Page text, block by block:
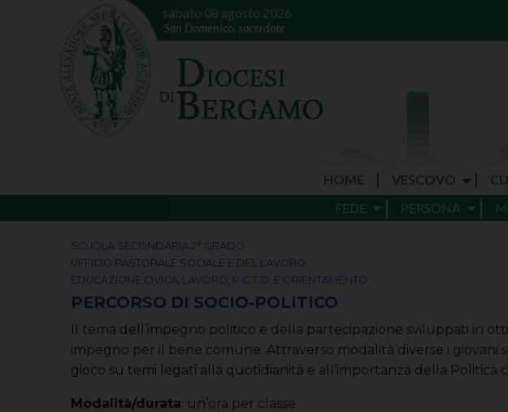
sabato 08 agosto 2026
San Domenico, sacerdote
HOME VESCOVO
FEDE
PERSONA
SCUOLA SECONDARIA 2° GRADO
UFFICIO PASTORALE SOCIALE E DEL LAVORO
EDUCAZIONE CIVICA LAVORO, P.C.T.O. E ORIENTAMENTO
PERCORSO DI SOCIO-POLITICO
Il tema dell’impegno politico e della partecipazione sviluppati in
impegno per il bene comune. Attraverso modalità diverse i giovani
gioco su temi legati alla quotidianità e all’importanza della Politica
Modalità/durata: un’ora per classe